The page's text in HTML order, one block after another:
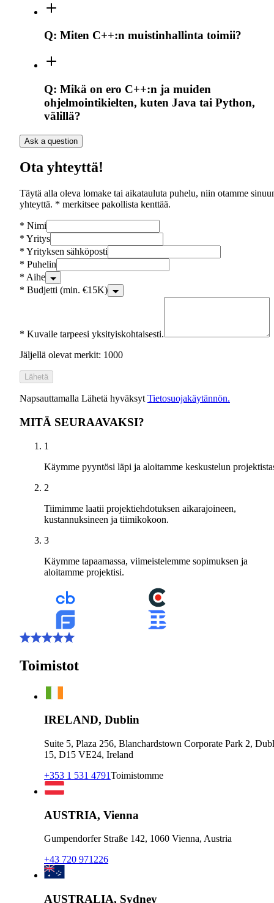
Q: Miten C++:n muistinhallinta toimii?
Q: Mikä on ero C++:n ja muiden
ohjelmointikielten, kuten Java tai Python,
välillä?
Ask a question
Ota yhteyttä!
Täytä alla oleva lomake tai aikatauluta puhelu, niin otamme
yhteyttä. * merkitsee pakollista kenttää.
* Nimi
* Yritys
* Yrityksen sähköposti
* Puhelin
* Aihe
* Budjetti (min. €15K)
* Kuvaile tarpeesi yksityiskohtaisesti.
Jäljellä olevat merkit: 1000
Lähetä
Napsauttamalla Lähetä hyväksyt Tietosuojakäytännön.
MITÄ SEURAAVAKSI?
1
Käymme pyyntösi läpi ja aloitamme keskustelun
2
Tiimimme laatii projektiehdotuksen aikarajoineen,
kustannuksineen ja tiimikokoon.
3
Käymme tapaamassa, viimeistelemme sopimuksen ja
aloitamme projektisi.
Toimistot
IRELAND, Dublin
Suite 5, Plaza 256, Blanchardstown Corporate Park 2,
15, D15 VE24, Ireland
+353 1 531 4791Toimistomme
AUSTRIA, Vienna
Gumpendorfer Straße 142, 1060 Vienna, Austria
+43 720 971226
AUSTRALIA, Sydney